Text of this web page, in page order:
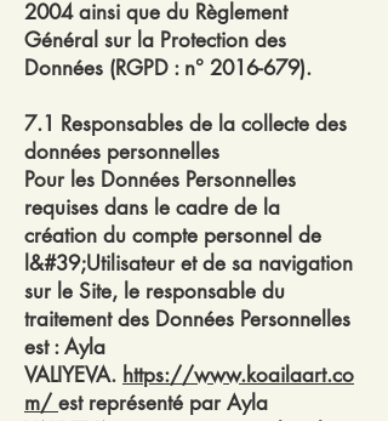
2004 ainsi que du Règlement
Général sur la Protection des
Données (RGPD : n° 2016-679).
7.1 Responsables de la collecte des
données personnelles
Pour les Données Personnelles
requises dans le cadre de la
création du compte personnel de
l&#39;Utilisateur et de sa navigation
sur le Site, le responsable du
traitement des Données Personnelles
est : Ayla
VALIYEVA. https://www.koailaart.co
m/ est représenté par Ayla